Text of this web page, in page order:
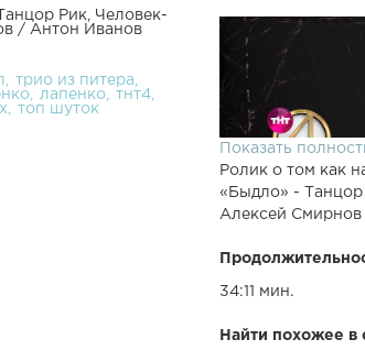
Показать
Ролик о том как
«Быдло» - Танцор
Алексей
34:11 мин.
Найти похожее в
Рик, Человек-
/ Антон Иванов
трио из питера
лапенко
тнт4
топ шуток